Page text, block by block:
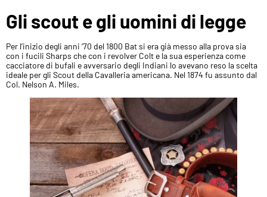
Gli scout e gli uomini di legge
Per l’inizio degli anni ’70 del 1800 Bat si era già messo alla prova sia
con i fucili Sharps che con i revolver Colt e la sua esperienza come
cacciatore di bufali e avversario degli Indiani lo avevano reso la scelta
ideale per gli Scout della Cavalleria americana. Nel 1874 fu assunto dal
Col. Nelson A. Miles.